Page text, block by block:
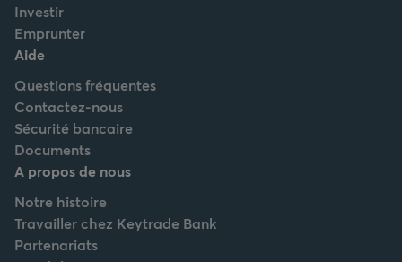
Investir
Emprunter
Aide
Questions fréquentes
Contactez-nous
Sécurité bancaire
Documents
A propos de nous
Notre histoire
Travailler chez Keytrade Bank
Partenariats